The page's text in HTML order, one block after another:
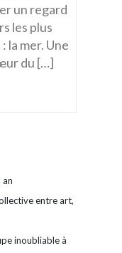
un regard
les plus
la mer. Une
du […]
an
entre art,
inoubliable à